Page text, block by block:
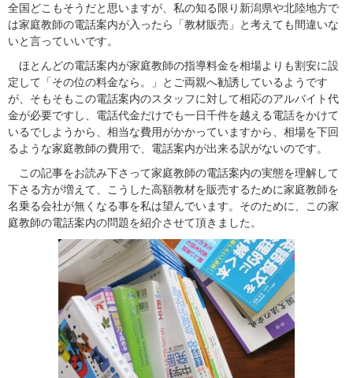
全国どこもそうだと思いますが、私の知る限り新潟県や北陸地方で
は家庭教師の電話案内が入ったら「教材販売」と考えても間違いな
いと言っていいです。
ほとんどの電話案内が家庭教師の指導料金を相場よりも割安に設
定して「その位の料金なら。」とご両親へ勧誘しているようです
が、そもそもこの電話案内のスタッフに対して相応のアルバイト代
金が必要ですし、電話代金だけでも一日千件を越える電話をかけて
いるでしようから、相当な費用がかかっていますから、相場を下回
るような家庭教師の費用で、電話案内が出来る訳がないのです。
この記事をお読み下さって家庭教師の電話案内の実態を理解して
下さる方が増えて、こうした高額教材を販売するために家庭教師を
名乗る会社が無くなる事を私は望んでいます。そのために、この家
庭教師の電話案内の問題を紹介させて頂きました。